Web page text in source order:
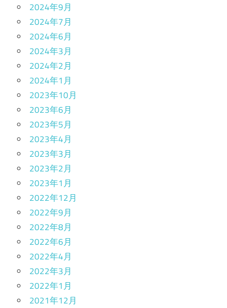
2024年9月
2024年7月
2024年6月
2024年3月
2024年2月
2024年1月
2023年10月
2023年6月
2023年5月
2023年4月
2023年3月
2023年2月
2023年1月
2022年12月
2022年9月
2022年8月
2022年6月
2022年4月
2022年3月
2022年1月
2021年12月